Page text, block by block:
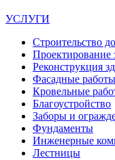
УСЛУГИ
Строительство
Проектирование
Реконструкция
Фасадные работы
Кровельные
Благоустройство
Заборы и
Фундаменты
Инженерные
Лестницы